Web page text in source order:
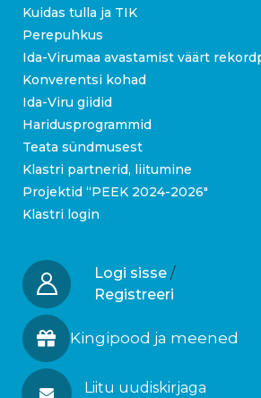
Kuidas tulla ja TIK
Perepuhkus
Ida-Virumaa avastamist väärt
Konverentsi kohad
Ida-Viru giidid
Haridusprogrammid
Teata sündmusest
Klastri partnerid, liitumine
Projektid “PEEK 2024-2026″
Klastri login
Logi sisse /
Registreeri
Kingipood ja meened
Liitu uudiskirjaga